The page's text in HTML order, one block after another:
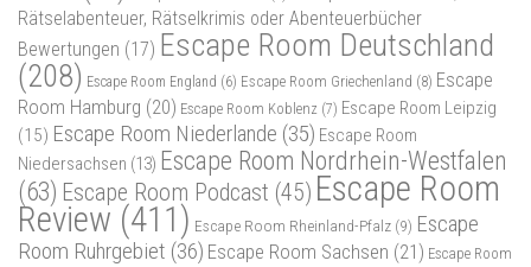
Rätselabenteuer, Rätselkrimis oder Abenteuerbücher
Bewertungen (17) Escape Room Deutschland
(208) Escape Room England (6) Escape Room Griechenland (8) Escape
Room Hamburg (20) Escape Room Koblenz (7) Escape Room Leipzig
(15) Escape Room Niederlande (35) Escape Room
Niedersachsen (13) Escape Room Nordrhein-Westfalen
(63) Escape Room Podcast (45) Escape Room
Review (411) Escape Room Rheinland-Pfalz (9) Escape
Room Ruhrgebiet (36) Escape Room Sachsen (21) Escape Room